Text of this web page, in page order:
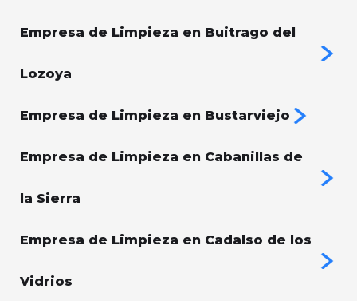
Empresa de Limpieza en Buitrago del
Lozoya
Empresa de Limpieza en Bustarviejo
Empresa de Limpieza en Cabanillas de
la Sierra
Empresa de Limpieza en Cadalso de los
Vidrios